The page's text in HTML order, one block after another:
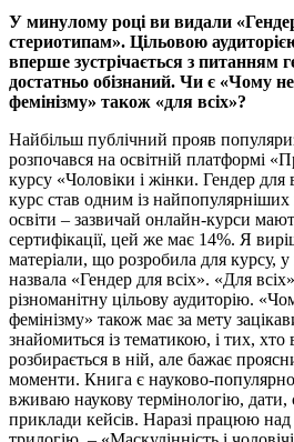
У минулому році ви видали
стериотипам». Цільовою
вперше зустрічається з питанням
достатньо обізнаний. Чи є «Чому
фемінізму» також «для всіх»?
Найбільш публічний прояв
розпочався на освітній платформі
курсу «Чоловіки і жінки. Гендер для
курс став одним із найпопулярніших
освіти – зазвичай онлайн-курси
сертифікації, цей же має 14%. Я
матеріали, що розробила для курсу,
назвала «Гендер для всіх». «Для
різноманітну цільову аудиторію.
фемінізму» також має за мету
знайомиться із тематикою, і тих,
розбирається в ній, але бажає
моменти. Книга є науково-
вживаю наукову термінологію, дати,
приклади кейсів. Наразі працюю